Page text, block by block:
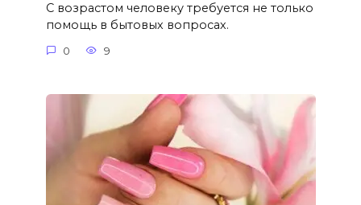
С возрастом человеку требуется не только
помощь в бытовых вопросах.
0 9